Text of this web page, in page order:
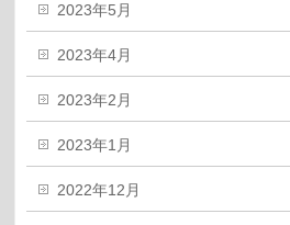
2023年5月
2023年4月
2023年2月
2023年1月
2022年12月